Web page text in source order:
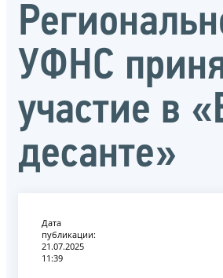
УФНС
участие в
десанте»
Дата
публикации:
21.07.2025
11:39